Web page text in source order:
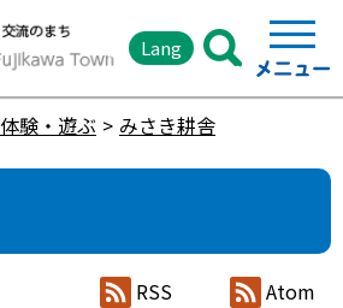
Lang
体験・遊ぶ みさき耕舎
RSS Atom